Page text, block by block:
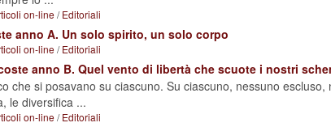
on-line/Editoriali
anno A. Un solo spirito, un solo corpo
on-line/Editoriali
anno B. Quel vento di libertà che scuote i nostri
che si posavano su ciascuno. Su ciascuno, nessuno
le diversifica ...
on-line/Editoriali